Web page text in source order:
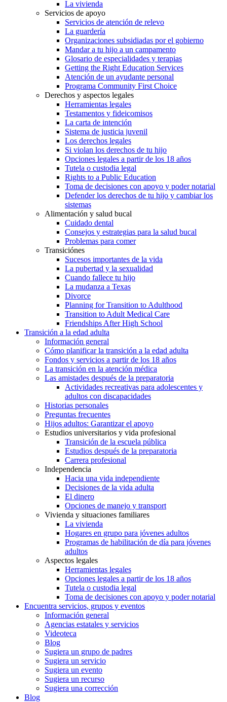
La vivienda
Servicios de apoyo
Servicios de atención de relevo
La guardería
Organizaciones subsidiadas por el gobierno
Mandar a tu hijo a un campamento
Glosario de especialidades y terapias
Getting the Right Education Services
Atención de un ayudante personal
Programa Community First Choice
Derechos y aspectos legales
Herramientas legales
Testamentos y fideicomisos
La carta de intención
Sistema de justicia juvenil
Los derechos legales
Si violan los derechos de tu hijo
Opciones legales a partir de los 18 años
Tutela o custodia legal
Rights to a Public Education
Toma de decisiones con apoyo y poder notarial
Defender los derechos de tu hijo y cambiar los
sistemas
Alimentación y salud bucal
Cuidado dental
Consejos y estrategias para la salud bucal
Problemas para comer
Transiciónes
Sucesos importantes de la vida
La pubertad y la sexualidad
Cuando fallece tu hijo
La mudanza a Texas
Divorce
Planning for Transition to Adulthood
Transition to Adult Medical Care
Friendships After High School
Transición a la edad adulta
Información general
Cómo planificar la transición a la edad adulta
Fondos y servicios a partir de los 18 años
La transición en la atención médica
Las amistades después de la preparatoria
Actividades recreativas para adolescentes y
adultos con discapacidades
Historias personales
Preguntas frecuentes
Hijos adultos: Garantizar el apoyo
Estudios universitarios y vida profesional
Transición de la escuela pública
Estudios después de la preparatoria
Carrera profesional
Independencia
Hacia una vida independiente
Decisiones de la vida adulta
El dinero
Opciones de manejo y transport
Vivienda y situaciones familiares
La vivienda
Hogares en grupo para jóvenes adultos
Programas de habilitación de día para jóvenes
adultos
Aspectos legales
Herramientas legales
Opciones legales a partir de los 18 años
Tutela o custodia legal
Toma de decisiones con apoyo y poder notarial
Encuentra servicios, grupos y eventos
Información general
Agencias estatales y servicios
Videoteca
Blog
Sugiera un grupo de padres
Sugiera un servicio
Sugiera un evento
Sugiera un recurso
Sugiera una corrección
Blog